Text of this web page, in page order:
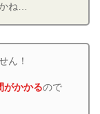
ね…
ん！
がかかるので